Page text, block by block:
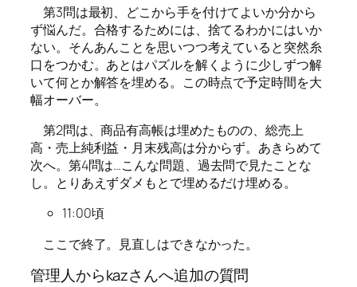
第3問は最初、どこから手を付けてよいか分から
ず悩んだ。合格するためには、捨てるわかにはいか
ない。そんあんことを思いつつ考えていると突然糸
口をつかむ。あとはパズルを解くように少しずつ解
いて何とか解答を埋める。この時点で予定時間を大
幅オーバー。
第2問は、商品有高帳は埋めたものの、総売上
高・売上純利益・月末残高は分からず。あきらめて
次へ。 第4問は…こんな問題、過去問で見たことな
し。とりあえずダメもとで埋めるだけ埋める。
11:00頃
ここで終了。見直しはできなかった。
管理人からkazさんへ追加の質問